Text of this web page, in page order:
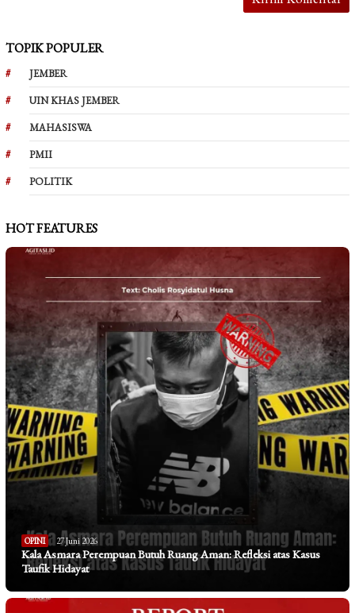
TOPIK POPULER
JEMBER
UIN KHAS JEMBER
MAHASISWA
PMII
POLITIK
HOT FEATURES
OPINI 27 Juni 2026
Kala Asmara Perempuan Butuh Ruang Aman: Refleksi atas Kasus
Taufik Hidayat